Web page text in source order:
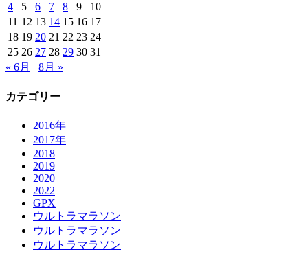
4
5 6 7 8 9
10
11 12 13 14 15 16 17
18 19 20 21 22 23 24
25 26 27 28 29 30 31
« 6月
8月 »
カテゴリー
2016年
2017年
2018
2019
2020
2022
GPX
ウルトラマラソン
ウルトラマラソン
ウルトラマラソン